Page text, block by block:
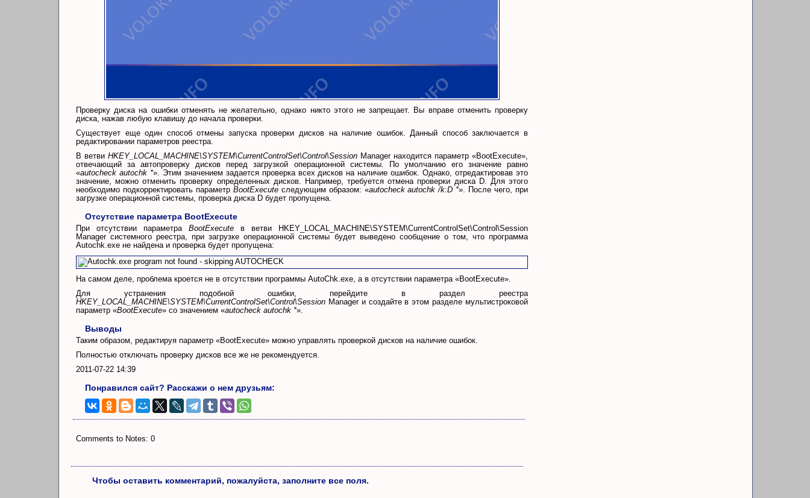
Проверку диска на ошибки отменять не желательно, однако никто этого не запрещает. Вы вправе отменить проверку
диска, нажав любую клавишу до начала проверки.
Существует еще один способ отмены запуска проверки дисков на наличие ошибок. Данный способ заключается в
редактировании параметров реестра.
В ветви HKEY_LOCAL_MACHINE\SYSTEM\CurrentControlSet\Control\Session Manager находится параметр «BootExecute»,
отвечающий за автопроверку дисков перед загрузкой операционной системы. По умолчанию его значение равно
«autocheck autochk *». Этим значением задается проверка всех дисков на наличие ошибок. Однако, отредактировав это
значение, можно отменить проверку определенных дисков. Например, требуется отмена проверки диска D. Для этого
необходимо подкорректировать параметр BootExecuteследующим образом: «autocheck autochk /k:D *». После чего, при
загрузке операционной системы, проверка диска D будет пропущена.
Отсутствие параметра BootExecute
При отсутствии параметра BootExecute в ветви HKEY_LOCAL_MACHINE\SYSTEM\CurrentControlSet\Control\Session
Manager системного реестра, при загрузке операционной системы будет выведено сообщение о том, что программа
Autochk.exe не найдена и проверка будет пропущена:
На самом деле, проблема кроется не в отсутствии программы AutoChk.exe, а в отсутствии параметра «BootExecute».
Для устранения подобной ошибки, перейдите в раздел реестра
HKEY_LOCAL_MACHINE\SYSTEM\CurrentControlSet\Control\Session Manager и создайте в этом разделе мультистроковой
параметр «BootExecute» со значением «autocheck autochk *».
Выводы
Таким образом, редактируя параметр «BootExecute» можно управлять проверкой дисков на наличие ошибок.
Полностью отключать проверку дисков все же не рекомендуется.
2011-07-22 14:39
Понравился сайт? Расскажи о нем друзьям:
Comments to Notes: 0
Чтобы оставить комментарий, пожалуйста, заполните все поля.